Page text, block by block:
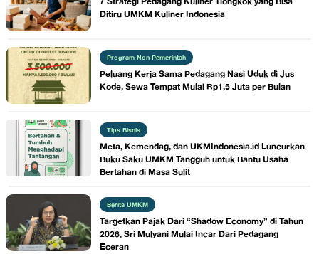
Ditiru UMKM Kuliner Indonesia
Program Non Pemerintah
Peluang Kerja Sama Pedagang Nasi Uduk di Jus
Kode, Sewa Tempat Mulai Rp1,5 Juta per Bulan
Tips Bisnis
Meta, Kemendag, dan UKMIndonesia.id Luncurkan
Buku Saku UMKM Tangguh untuk Bantu Usaha
Bertahan di Masa Sulit
Berita UMKM
Targetkan Pajak Dari “Shadow Economy” di Tahun
2026, Sri Mulyani Mulai Incar Dari Pedagang
Eceran